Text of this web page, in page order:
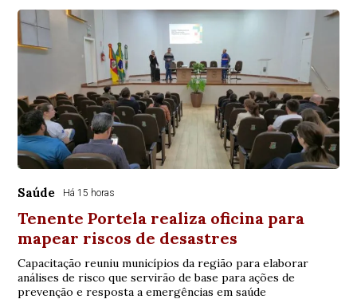
Saúde Há 15 horas
Tenente Portela realiza oficina para
mapear riscos de desastres
Capacitação reuniu municípios da região para elaborar
análises de risco que servirão de base para ações de
prevenção e resposta a emergências em saúde